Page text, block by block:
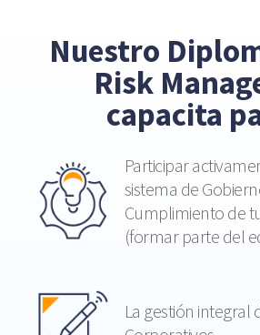
Nuestro
Risk
capacita
Participar
sistema de
Cumplimiento de
(formar parte del
La gestión integral